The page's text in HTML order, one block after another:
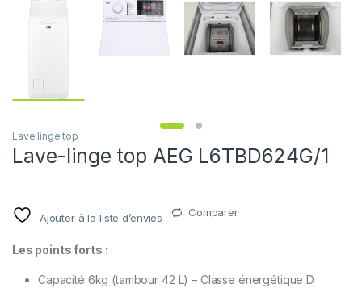
Lave linge top
Lave-linge top AEG L6TBD624G/1
Ajouter à la liste d’envies Comparer
Les points forts :
Capacité 6kg (tambour 42 L) – Classe énergétique D